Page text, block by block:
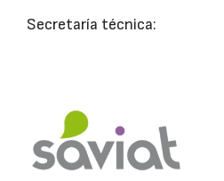
Secretaría técnica: